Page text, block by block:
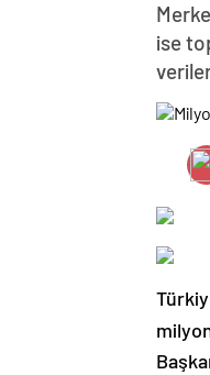
ise